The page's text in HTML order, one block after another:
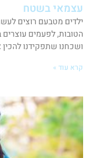
עצמאי בשטח
ילדים מטבעם רוצים
הטובות, לפעמים עוצרים
ושכחנו שתפקידנו
קרא עוד »